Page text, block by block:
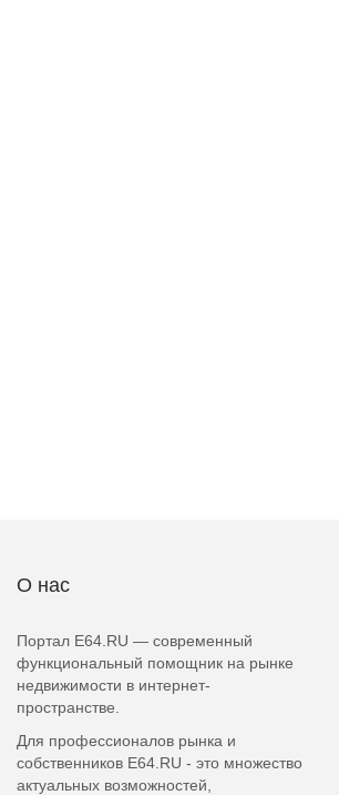
О нас
Портал E64.RU — современный
функциональный помощник на рынке
недвижимости в интернет-
пространстве.
Для профессионалов рынка и
собственников E64.RU - это множество
актуальных возможностей,